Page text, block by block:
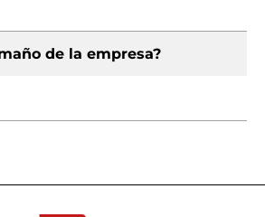
de la empresa?